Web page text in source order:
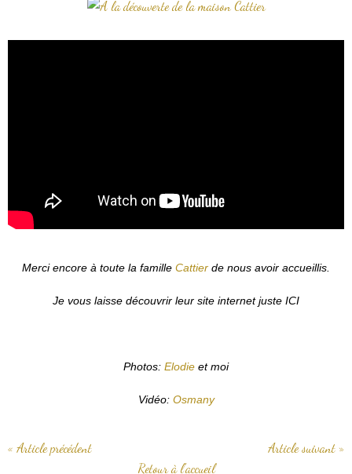
Merci encore à toute la famille Cattier de nous avoir accueillis.
Je vous laisse découvrir leur site internet juste ICI
Photos: Elodie et moi
Vidéo: Osmany
« Article précédent
Article suivant »
Retour à l'accueil